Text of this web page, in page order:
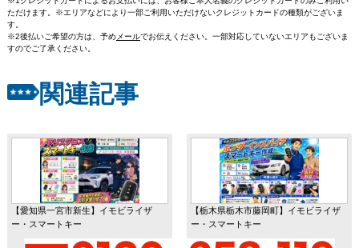
ただけます。※エリアなどにより一部ご利用いただけないクレジットカードの種類がございま
す。
※2後払いご希望の方は、予めメールでお伝えください。一部対応していないエリアもございま
すのでご了承ください。
関連記事
【愛知県一宮市新生】イモビライザ
ー・スマートキー
【栃木県栃木市藤岡町】イモビライザ
ー・スマートキー